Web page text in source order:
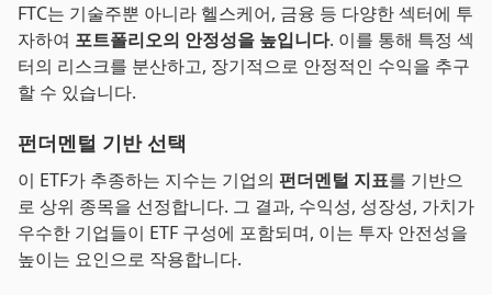
FTC는 기술주뿐 아니라 헬스케어, 금융 등 다양한 섹터에 투
자하여 포트폴리오의 안정성을 높입니다. 이를 통해 특정 섹
터의 리스크를 분산하고, 장기적으로 안정적인 수익을 추구
할 수 있습니다.
펀더멘털 기반 선택
이 ETF가 추종하는 지수는 기업의 펀더멘털 지표를 기반으
로 상위 종목을 선정합니다. 그 결과, 수익성, 성장성, 가치가
우수한 기업들이 ETF 구성에 포함되며, 이는 투자 안전성을
높이는 요인으로 작용합니다.